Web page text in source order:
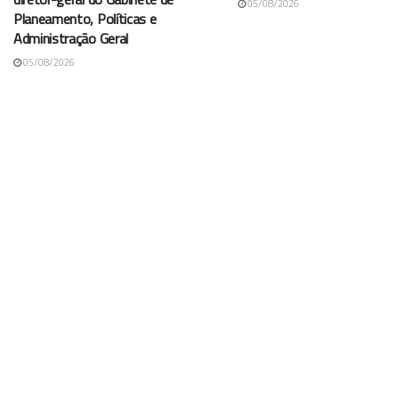
Planeamento, Políticas e
Administração Geral
05/08/2026
05/08/2026